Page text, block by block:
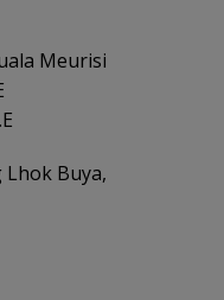
Meurisi
Lhok Buya,